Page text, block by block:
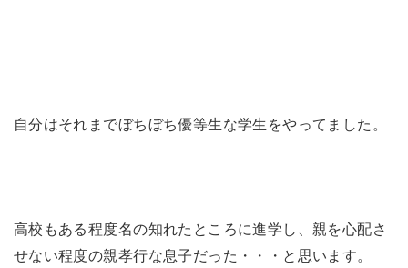
自分はそれまでぼちぼち優等生な学生をやってました。
高校もある程度名の知れたところに進学し、親を心配さ
せない程度の親孝行な息子だった・・・と思います。